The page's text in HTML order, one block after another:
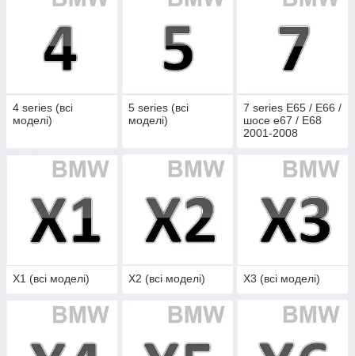
4 series (всі
моделі)
5 series (всі
моделі)
7 series E65 / E66 /
шосе e67 / E68
2001-2008
Х1 (всі моделі) Х2 (всі моделі) Х3 (всі моделі)